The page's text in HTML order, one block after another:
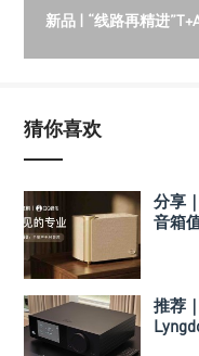
新品 | “线路再精进
猜你喜欢
分享
音箱
推荐